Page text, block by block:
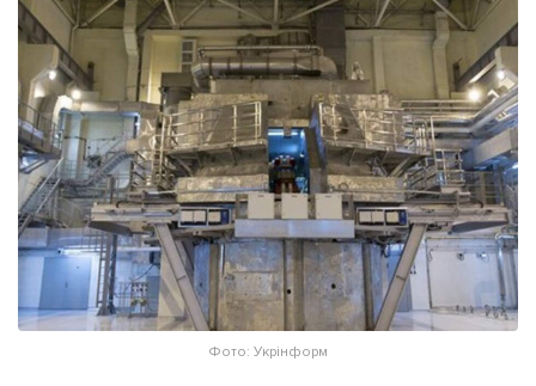
ІНШЕ
Інтерв'ю
Картки
Репортаж
Розслідування
Погляди
Ініціативи
Лонгріди
Прес-релізи
Фото/Відео
Made in Lviv
Фото: Укрінформ